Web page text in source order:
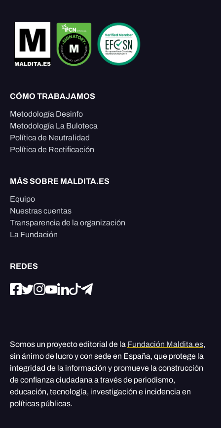
CÓMO TRABAJAMOS
Metodología Desinfo
Metodología La Buloteca
Política de Neutralidad
Política de Rectificación
MÁS SOBRE MALDITA.ES
Equipo
Nuestras cuentas
Transparencia de la organización
La Fundación
REDES
Somos un proyecto editorial de la Fundación Maldita.es,
sin ánimo de lucro y con sede en España, que protege la
integridad de la información y promueve la construcción
de confianza ciudadana a través de periodismo,
educación, tecnología, investigación e incidencia en
políticas públicas.